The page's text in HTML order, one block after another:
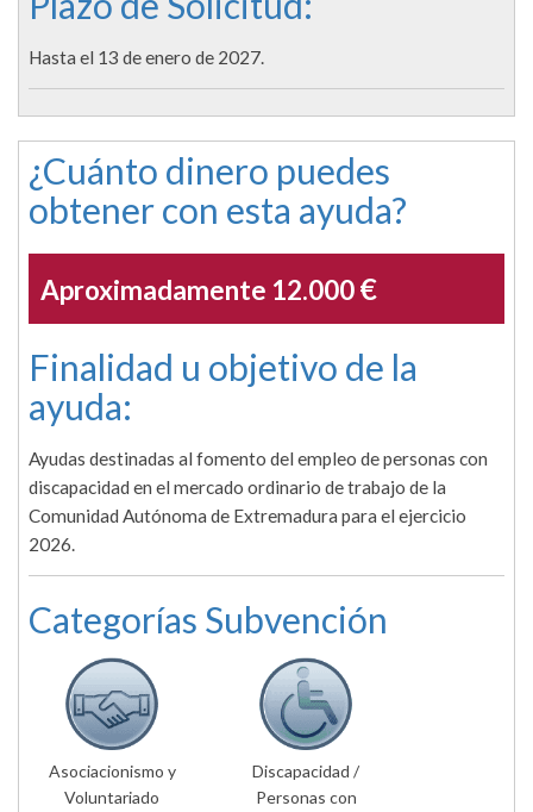
Hasta el 13 de enero de 2027.
¿Cuánto dinero puedes
obtener con esta ayuda?
Aproximadamente 12.000€
Finalidad u objetivo de la
ayuda:
Ayudas destinadas al fomento del empleo de personas con
discapacidad en el mercado ordinario de trabajo de la
Comunidad Autónoma de Extremadura para el ejercicio
2026.
Categorías Subvención
Asociacionismo y
Voluntariado
Discapacidad /
Personas con